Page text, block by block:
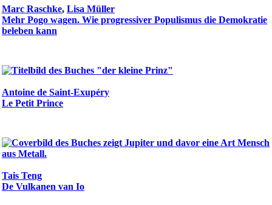
Marc Raschke, Lisa Müller
Mehr Pogo wagen. Wie progressiver Populismus die Demokratie
beleben kann
Antoine de Saint-Exupéry
Le Petit Prince
Tais Teng
De Vulkanen van Io